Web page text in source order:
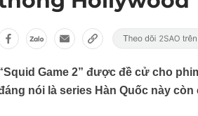
Game 2” được đề cử cho
nói là series Hàn Quốc này